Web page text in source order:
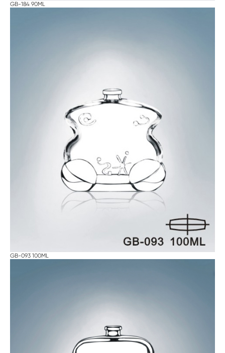
GB-184 90ML
GB-093 100ML